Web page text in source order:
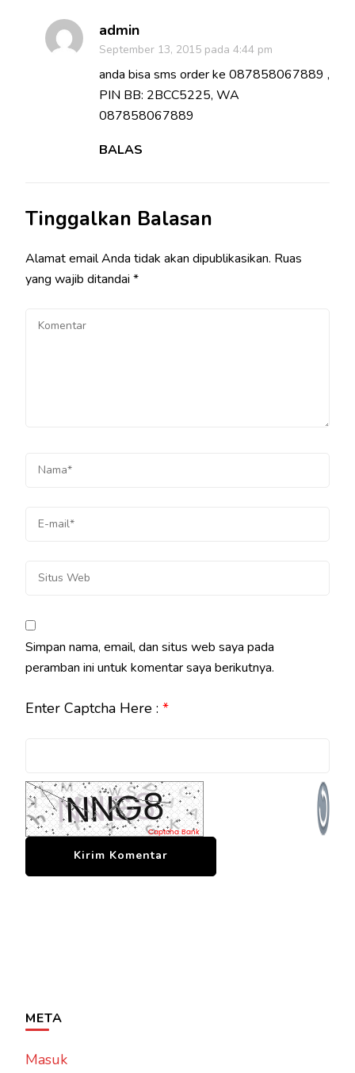
admin
September 13, 2015 pada 4:44 pm
anda bisa sms order ke 087858067889 ,
PIN BB: 2BCC5225, WA
087858067889
BALAS
Tinggalkan Balasan
Alamat email Anda tidak akan dipublikasikan. Ruas
yang wajib ditandai *
Simpan nama, email, dan situs web saya pada
peramban ini untuk komentar saya berikutnya.
Enter Captcha Here : *
META
Masuk